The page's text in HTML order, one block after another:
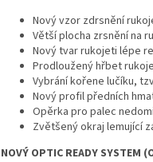
Nový vzor zdrsnění
Větší plocha zrsnění na
Nový tvar rukojeti lépe
Prodloužený hřbet
Vybrání kořene lučíku,
Nový profil předních
Opěrka pro palec
Zvětšený okraj lemující
NOVÝ OPTIC READY SYSTEM